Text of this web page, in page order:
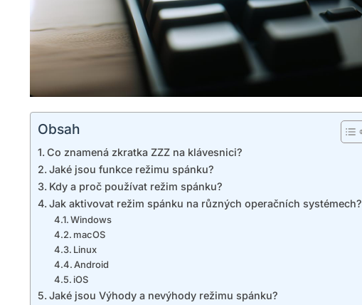
Obsah
Co znamená zkratka ZZZ na klávesnici?
Jaké jsou funkce režimu spánku?
Kdy a proč používat režim spánku?
Jak aktivovat režim spánku na různých operačních systémech?
Windows
macOS
Linux
Android
iOS
Jaké jsou Výhody a nevýhody režimu spánku?